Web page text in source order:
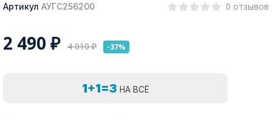
Артикул АУГС256200 0 отзывов
2 490 ₽ 4 010₽ -37%
1+1=3 НА ВСЁ